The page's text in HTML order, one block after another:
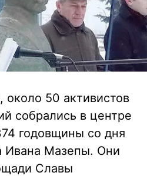
около 50 активистов
собрались в центре
годовщины со дня
Ивана Мазепы. Они
Славы